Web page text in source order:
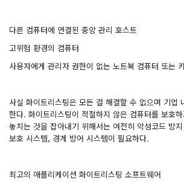
다른 컴퓨터에 연결된 중앙 관리 호스트
고위험 환경의 컴퓨터
사용자에게 관리자 권한이 없는 노트북 컴퓨터 또는
사실 화이트리스팅은 모든 걸 해결할 수 없으며 기업
한다. 화이트리스팅이 적절하지 않은 컴퓨터를 보호
놓치는 것을 잡아내기 위해서는 여전히 악성코드 방
보호 시스템, 경계 방어 시스템이 필요하다.
최고의 애플리케이션 화이트리스팅 소프트웨어